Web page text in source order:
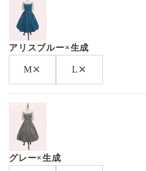
アリスブルー×生成
M× L ×
グレー×生成